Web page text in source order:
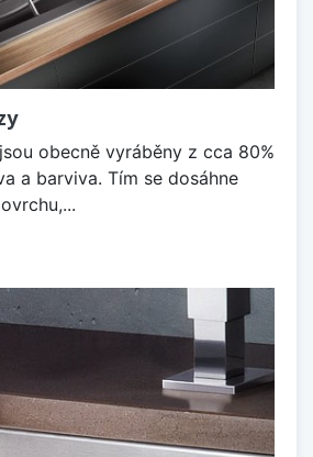
obecně vyráběny z cca 80%
a barviva. Tím se dosáhne